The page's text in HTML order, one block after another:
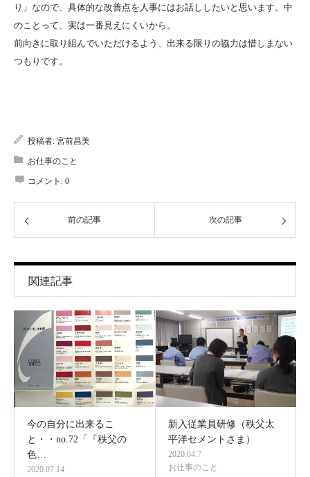
り」なので、具体的な改善点を人事にはお話ししたいと思います。中
のことって、実は一番見えにくいから。
前向きに取り組んでいただけるよう、出来る限りの協力は惜しまない
つもりです。
投稿者: 宮前昌美
お仕事のこと
コメント: 0
前の記事 次の記事
関連記事
今の自分に出来るこ
と・・no.72「『秩父の
色…
2020.07.14
新入従業員研修（秩父太
平洋セメントさま）
2020.04.7
お仕事のこと